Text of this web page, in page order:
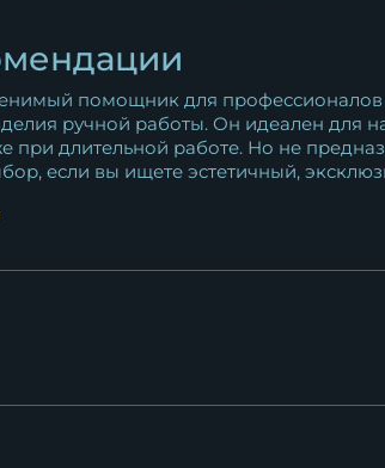
помощник для профессионалов
ручной работы. Он идеален для
длительной работе. Но не
если вы ищете эстетичный,